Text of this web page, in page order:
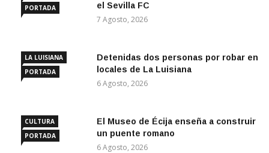
PORTADA
el Sevilla FC
7 Agosto, 2026
LA LUISIANA
PORTADA
Detenidas dos personas por robar en
locales de La Luisiana
6 Agosto, 2026
CULTURA
PORTADA
El Museo de Écija enseña a construir
un puente romano
6 Agosto, 2026